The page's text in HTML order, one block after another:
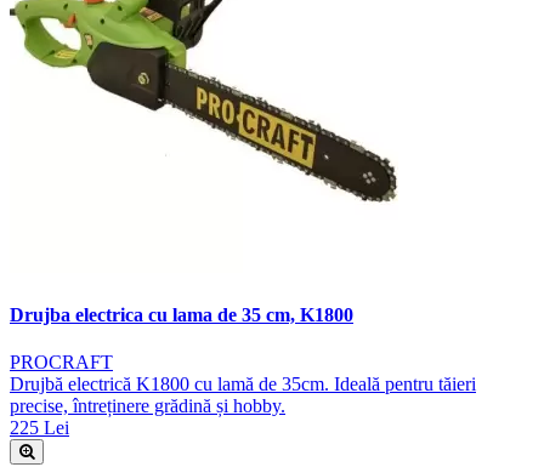
Drujba electrica cu lama de 35 cm, K1800
PROCRAFT
Drujbă electrică K1800 cu lamă de 35cm. Ideală pentru tăieri
precise, întreținere grădină și hobby.
225 Lei